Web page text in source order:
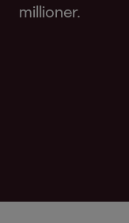
millioner.